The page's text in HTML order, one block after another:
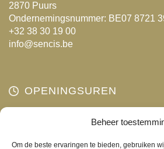
Beheer
Om de beste ervaringen te bieden, gebruiken
2870 Puurs
Ondernemingsnummer: BE07 8721
+32 38 30 19 00
info@sencis.be
OPENINGSUREN
Gesloten